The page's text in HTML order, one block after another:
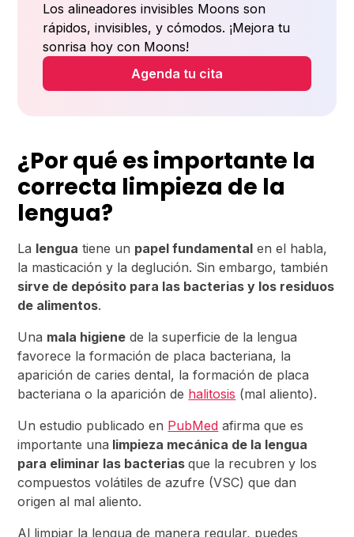
Los alineadores invisibles Moons son
rápidos, invisibles, y cómodos. ¡Mejora tu
sonrisa hoy con Moons!
Agenda tu cita
¿Por qué es importante la
correcta limpieza de la
lengua?
La lengua tiene un papel fundamental en el habla,
la masticación y la deglución. Sin embargo, también
sirve de depósito para las bacterias y los residuos
de alimentos.
Una mala higiene de la superficie de la lengua
favorece la formación de placa bacteriana, la
aparición de caries dental, la formación de placa
bacteriana o la aparición de halitosis (mal aliento).
Un estudio publicado en PubMed afirma que es
importante una limpieza mecánica de la lengua
para eliminar las bacteriasque la recubren y los
compuestos volátiles de azufre (VSC) que dan
origen al mal aliento.
Al limpiar la lengua de manera regular, puedes